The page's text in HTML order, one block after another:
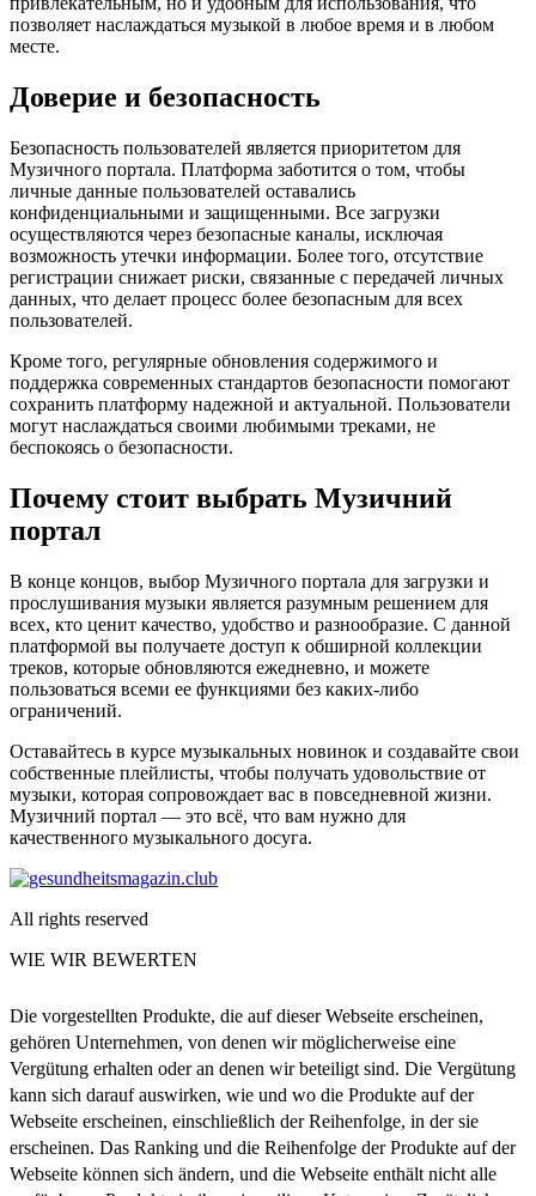
позволяет наслаждаться музыкой в любое время и в любом
месте.
Доверие и безопасность
Безопасность пользователей является приоритетом для
Музичного портала. Платформа заботится о том, чтобы
личные данные пользователей оставались
конфиденциальными и защищенными. Все загрузки
осуществляются через безопасные каналы, исключая
возможность утечки информации. Более того, отсутствие
регистрации снижает риски, связанные с передачей личных
данных, что делает процесс более безопасным для всех
пользователей.
Кроме того, регулярные обновления содержимого и
поддержка современных стандартов безопасности помогают
сохранить платформу надежной и актуальной. Пользователи
могут наслаждаться своими любимыми треками, не
беспокоясь о безопасности.
Почему стоит выбрать Музичний
портал
В конце концов, выбор Музичного портала для загрузки и
прослушивания музыки является разумным решением для
всех, кто ценит качество, удобство и разнообразие. С данной
платформой вы получаете доступ к обширной коллекции
треков, которые обновляются ежедневно, и можете
пользоваться всеми ее функциями без каких-либо
ограничений.
Оставайтесь в курсе музыкальных новинок и создавайте свои
собственные плейлисты, чтобы получать удовольствие от
музыки, которая сопровождает вас в повседневной жизни.
Музичний портал — это всё, что вам нужно для
качественного музыкального досуга.
All rights reserved
WIE WIR BEWERTEN
Die vorgestellten Produkte, die auf dieser Webseite erscheinen,
gehören Unternehmen, von denen wir möglicherweise eine
Vergütung erhalten oder an denen wir beteiligt sind. Die Vergütung
kann sich darauf auswirken, wie und wo die Produkte auf der
Webseite erscheinen, einschließlich der Reihenfolge, in der sie
erscheinen. Das Ranking und die Reihenfolge der Produkte auf der
Webseite können sich ändern, und die Webseite enthält nicht alle